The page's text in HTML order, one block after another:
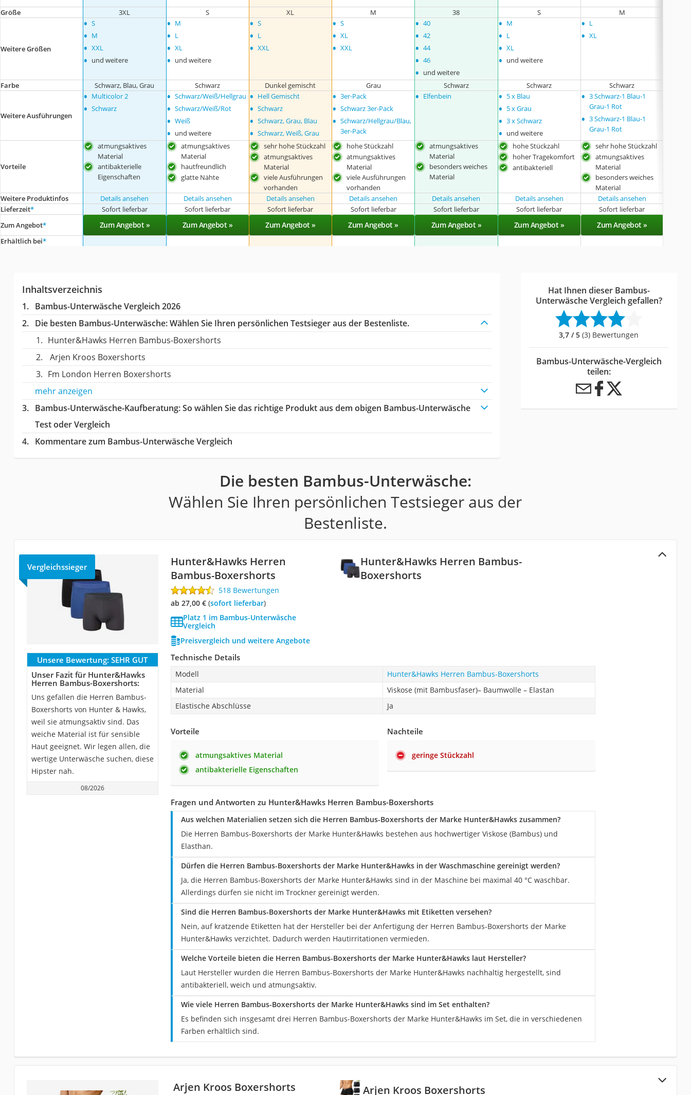
Größe
3XL S XL M 38 S M
Weitere Größen
• S
• M
• XXL
• und weitere
• M
• L
• XL
• und weitere
• S
• L
• XXL
• S
• XL
• XXL
• 40
• 42
• 44
• 46
• und weitere
• M
• L
• XL
• und weitere
• L
• XL
Farbe Schwarz, Blau, Grau Schwarz Dunkel gemischt Grau Schwarz Schwarz Schwarz
Weitere Ausführungen
• Multicolor 2
• Schwarz
• Schwarz/Weiß/Hellgrau
• Schwarz/Weiß/Rot
• Weiß
• und weitere
• Hell Gemischt
• Schwarz
• Schwarz, Grau, Blau
• Schwarz, Weiß, Grau
• 3er-Pack
• Schwarz 3er-Pack
• Schwarz/Hellgrau/Blau,
3er-Pack
• Elfenbein • 5 x Blau
• 5 x Grau
• 3 x Schwarz
• und weitere
• 3 Schwarz-1 Blau-1
Grau-1 Rot
• 3 Schwarz-1 Blau-1
Grau-1 Rot
Vorteile
atmungsaktives
Material
antibakterielle
Eigenschaften
atmungsaktives
Material
hautfreundlich
glatte Nähte
sehr hohe Stückzahl
atmungsaktives
Material
viele Ausführungen
vorhanden
hohe Stückzahl
atmungsaktives
Material
viele Ausführungen
vorhanden
atmungsaktives
Material
besonders weiches
Material
hohe Stückzahl
hoher Tragekomfort
antibakteriell
sehr hohe Stückzahl
atmungsaktives
Material
besonders weiches
Material
Weitere Produktinfos Details ansehen Details ansehen Details ansehen Details ansehen Details ansehen Details ansehen
Details ansehen
Lieferzeit* Sofort lieferbar Sofort lieferbar Sofort lieferbar Sofort lieferbar Sofort lieferbar Sofort lieferbar Sofort lieferbar
Zum Angebot* Zum Angebot » Zum Angebot » Zum Angebot » Zum Angebot » Zum Angebot » Zum Angebot » Zum Angebot »
Erhältlich bei*
Inhaltsverzeichnis
Bambus-Unterwäsche Vergleich 2026
Die besten Bambus-Unterwäsche:Wählen Sie Ihren persönlichen Testsieger aus der Bestenliste.
Hunter&Hawks Herren Bambus-Boxershorts
‎ Arjen Kroos Boxershorts
Fm London Herren Boxershorts
mehr anzeigen
Bambus-Unterwäsche-Kaufberatung: So wählen Sie das richtige Produkt aus dem obigen Bambus-Unterwäsche
Test oder Vergleich
Kommentare zum Bambus-Unterwäsche Vergleich
Hat Ihnen dieser Bambus-
Unterwäsche Vergleich gefallen?
3,7 / 5 (3) Bewertungen
Bambus-Unterwäsche-Vergleich
teilen:
Die besten Bambus-Unterwäsche:
Wählen Sie Ihren persönlichen Testsieger aus der
Bestenliste.
Hunter&Hawks Herren Bambus-
Boxershorts
Vergleichssieger
Hunter&Hawks Herren
Bambus-Boxershorts
518 Bewertungen
ab 27,00 €( Sofort lieferbar)
Platz 1 im Bambus-Unterwäsche
Vergleich
Preisvergleich und weitere Angebote
Unsere Bewertung: SEHR GUT
Unser Fazit für Hunter&Hawks
Herren Bambus-Boxershorts:
Uns gefallen die Herren Bambus-
Boxershorts von Hunter & Hawks,
weil sie atmungsaktiv sind. Das
weiche Material ist für sensible
Haut geeignet. Wir legen allen, die
wertige Unterwäsche suchen, diese
Hipster nah.
08/2026
Technische Details
Modell
Hunter&Hawks Herren Bambus-Boxershorts
Material
Viskose (mit Bambusfaser)– Baumwolle – Elastan
Elastische Abschlüsse
Ja
Vorteile
atmungsaktives Material
antibakterielle Eigenschaften
Nachteile
geringe Stückzahl
Fragen und Antworten zu Hunter&Hawks Herren Bambus-Boxershorts
Aus welchen Materialien setzen sich die Herren Bambus-Boxershorts der Marke Hunter&Hawks zusammen?
Die Herren Bambus-Boxershorts der Marke Hunter&Hawks bestehen aus hochwertiger Viskose (Bambus) und
Elasthan.
Dürfen die Herren Bambus-Boxershorts der Marke Hunter&Hawks in der Waschmaschine gereinigt werden?
Ja, die Herren Bambus-Boxershorts der Marke Hunter&Hawks sind in der Maschine bei maximal 40 °C waschbar.
Allerdings dürfen sie nicht im Trockner gereinigt werden.
Sind die Herren Bambus-Boxershorts der Marke Hunter&Hawks mit Etiketten versehen?
Nein, auf kratzende Etiketten hat der Hersteller bei der Anfertigung der Herren Bambus-Boxershorts der Marke
Hunter&Hawks verzichtet. Dadurch werden Hautirritationen vermieden.
Welche Vorteile bieten die Herren Bambus-Boxershorts der Marke Hunter&Hawks laut Hersteller?
Laut Hersteller wurden die Herren Bambus-Boxershorts der Marke Hunter&Hawks nachhaltig hergestellt, sind
antibakteriell, weich und atmungsaktiv.
Wie viele Herren Bambus-Boxershorts der Marke Hunter&Hawks sind im Set enthalten?
Es befinden sich insgesamt drei Herren Bambus-Boxershorts der Marke Hunter&Hawks im Set, die in verschiedenen
Farben erhältlich sind.
‎ Arjen Kroos Boxershorts
‎ Arjen Kroos Boxershorts